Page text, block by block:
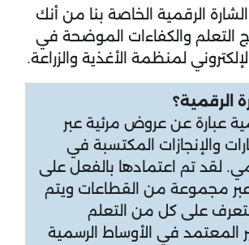
الرقمية الخاصة بنا من أنك
التعلم والكفاءات الموضحة في
لمنظمة الأغذية والزراعة.
الرقمية؟
عبارة عن عروض مرئية عبر
والإنجازات المكتسبة في
لقد تم اعتمادها بالفعل على
مجموعة من القطاعات ويتم
على كل من التعلم
المعتمد في الأوساط الرسمية